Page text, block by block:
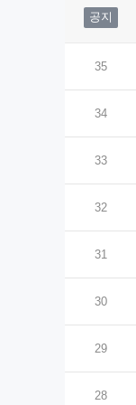
공지
35
34
33
32
31
30
29
28